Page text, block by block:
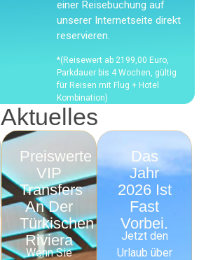
einer Reisebuchung auf
unserer Internetseite direkt
reservieren.
*(Reisewert ab 2199,00 Euro,
Parkdauer bis 4 Wochen, gültig
für Reisen mit Flug + Hotel
Kombination)
Aktuelles
Preiswerte
VIP
Transfers
An Der
Türkischen
Riviera
Wenn Sie
Das
Jahr
2026 Ist
Fast
Vorbei.
Jetzt den
Urlaub über